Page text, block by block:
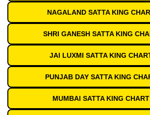
NAGALAND SATTA KING
SHRI GANESH SATTA KING
JAI LUXMI SATTA KING
PUNJAB DAY SATTA KING
MUMBAI SATTA KING